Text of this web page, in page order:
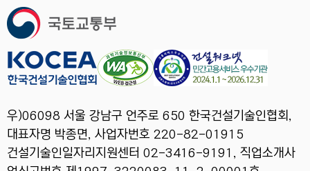
우)06098 서울 강남구 언주로 650 한국건설기술인협회,
대표자명 박종면, 사업자번호 220-82-01915
건설기술인일자리지원센터 02-3416-9191, 직업소개사